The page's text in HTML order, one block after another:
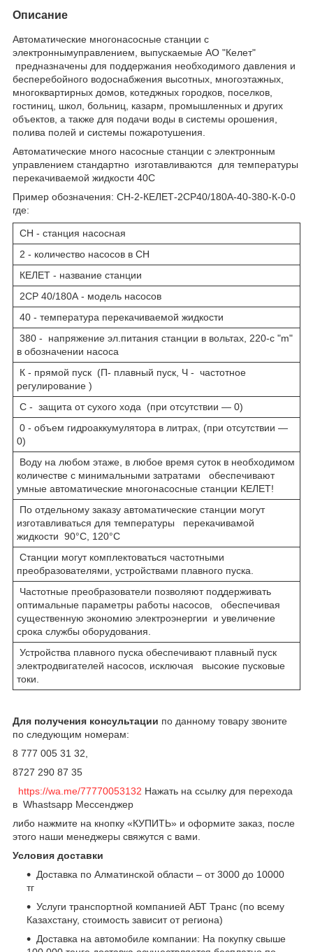
Описание
Автоматические многонасосные станции с
электроннымуправлением, выпускаемые АО "Келет"
предназначены для поддержания необходимого давления и
бесперебойного водоснабжения высотных, многоэтажных,
многоквартирных домов, котеджных городков, поселков,
гостиниц, школ, больниц, казарм, промышленных и других
объектов, а также для подачи воды в системы орошения,
полива полей и системы пожаротушения.
Автоматические много насосные станции с электронным
управлением стандартно изготавливаются для температуры
перекачиваемой жидкости 40С
Пример обозначения: СН-2-КЕЛЕТ-2СР40/180А-40-380-К-0-0
где:
СН - станция насосная
2 - количество насосов в СН
КЕЛЕТ - название станции
2CP 40/180A - модель насосов
40 - температура перекачиваемой жидкости
380 - напряжение эл.питания станции в вольтах, 220-с "m"
в обозначении насоса
К - прямой пуск (П- плавный пуск, Ч - частотное
регулирование )
С - защита от сухого хода (при отсутствии — 0)
0 - объем гидроаккумулятора в литрах, (при отсутствии —
0)
Воду на любом этаже, в любое время суток в необходимом
количестве с минимальными затратами обеспечивают
умные автоматические многонасосные станции КЕЛЕТ!
По отдельному заказу автоматические станции могут
изготавливаться для температуры перекачивамой
жидкости 90°С, 120°С
Станции могут комплектоваться частотными
преобразователями, устройствами плавного пуска.
Частотные преобразователи позволяют поддерживать
оптимальные параметры работы насосов, обеспечивая
существенную экономию электроэнергии и увеличение
срока службы оборудования.
Устройства плавного пуска обеспечивают плавный пуск
электродвигателей насосов, исключая высокие пусковые
токи.
Для получения консультации по данному товару звоните
по следующим номерам:
8 777 005 31 32,
8727 290 87 35
https://wa.me/77770053132 Нажать на ссылку для перехода
в Whastsapp Мессенджер
либо нажмите на кнопку «КУПИТЬ» и оформите заказ, после
этого наши менеджеры свяжутся с вами.
Условия доставки
Доставка по Алматинской области – от 3000 до 10000
тг
Услуги транспортной компанией АБТ Транс (по всему
Казахстану, стоимость зависит от региона)
Доставка на автомобиле компании: На покупку свыше